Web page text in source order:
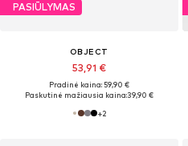
PASIŪLYMAS
OBJECT
53,91 €
Pradinė kaina: 59,90 €
Paskutinė mažiausia kaina:39,90 €
+2